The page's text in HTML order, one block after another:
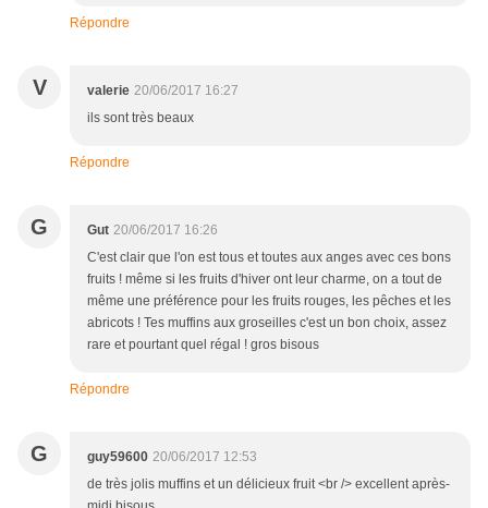
Répondre
V valerie 20/06/2017 16:27
ils sont très beaux
Répondre
G Gut 20/06/2017 16:26
C'est clair que l'on est tous et toutes aux anges avec ces bons
fruits ! même si les fruits d'hiver ont leur charme, on a tout de
même une préférence pour les fruits rouges, les pêches et les
abricots ! Tes muffins aux groseilles c'est un bon choix, assez
rare et pourtant quel régal ! gros bisous
Répondre
G guy59600 20/06/2017 12:53
de très jolis muffins et un délicieux fruit <br /> excellent après-